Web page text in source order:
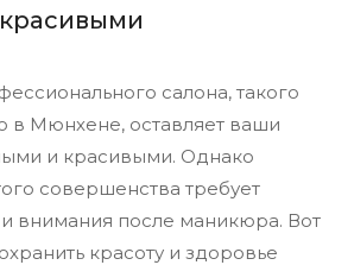
салона, такого
в Мюнхене, оставляет ваши
и красивыми. Однако
совершенства требует
внимания после маникюра. Вот
красоту и здоровье